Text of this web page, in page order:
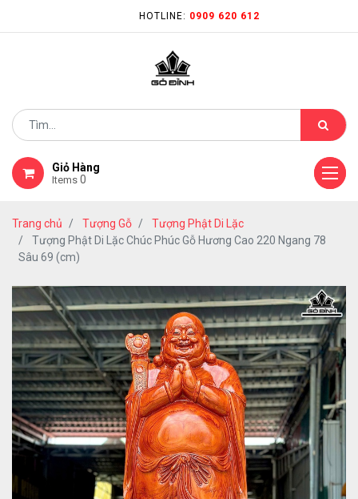
HOTLINE: 0909 620 612
Giỏ Hàng
Items 0
Trang chủ Tượng Gỗ
Tượng Phật Di Lặc
Tượng Phật Di Lặc Chúc Phúc Gỗ Hương Cao 220 Ngang 78
Sâu 69 (cm)